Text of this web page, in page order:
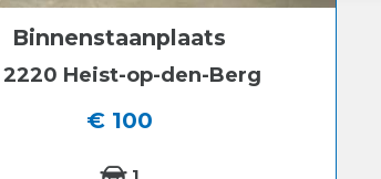
Binnenstaanplaats
2220 Heist-op-den-Berg
€ 100